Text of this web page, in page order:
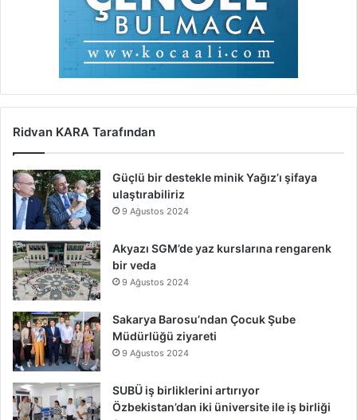
Ridvan KARA Tarafından
Güçlü bir destekle minik Yağız’ı şifaya
ulaştırabiliriz
9 Ağustos 2024
Akyazı SGM’de yaz kurslarına rengarenk
bir veda
9 Ağustos 2024
Sakarya Barosu’ndan Çocuk Şube
Müdürlüğü ziyareti
9 Ağustos 2024
SUBÜ iş birliklerini artırıyor
Özbekistan’dan iki üniversite ile iş birliği